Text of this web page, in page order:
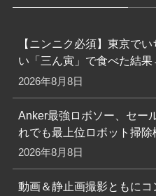
【ニンニク必須】東京で
い「三ん寅」で食べた結
2026年8月8日
Anker最強ロボソー、セー
れでも最上位ロボット掃
2026年8月8日
動画＆静止画撮影ともに